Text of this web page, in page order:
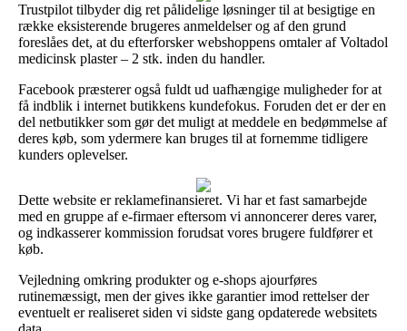
Trustpilot tilbyder dig ret pålidelige løsninger til at besigtige en
række eksisterende brugeres anmeldelser og af den grund
foreslåes det, at du efterforsker webshoppens omtaler af Voltadol
medicinsk plaster – 2 stk. inden du handler.
Facebook præsterer også fuldt ud uafhængige muligheder for at
få indblik i internet butikkens kundefokus. Foruden det er der en
del netbutikker som gør det muligt at meddele en bedømmelse af
deres køb, som ydermere kan bruges til at fornemme tidligere
kunders oplevelser.
Dette website er reklamefinansieret. Vi har et fast samarbejde
med en gruppe af e-firmaer eftersom vi annoncerer deres varer,
og indkasserer kommission forudsat vores brugere fuldfører et
køb.
Vejledning omkring produkter og e-shops ajourføres
rutinemæssigt, men der gives ikke garantier imod rettelser der
eventuelt er realiseret siden vi sidste gang opdaterede websitets